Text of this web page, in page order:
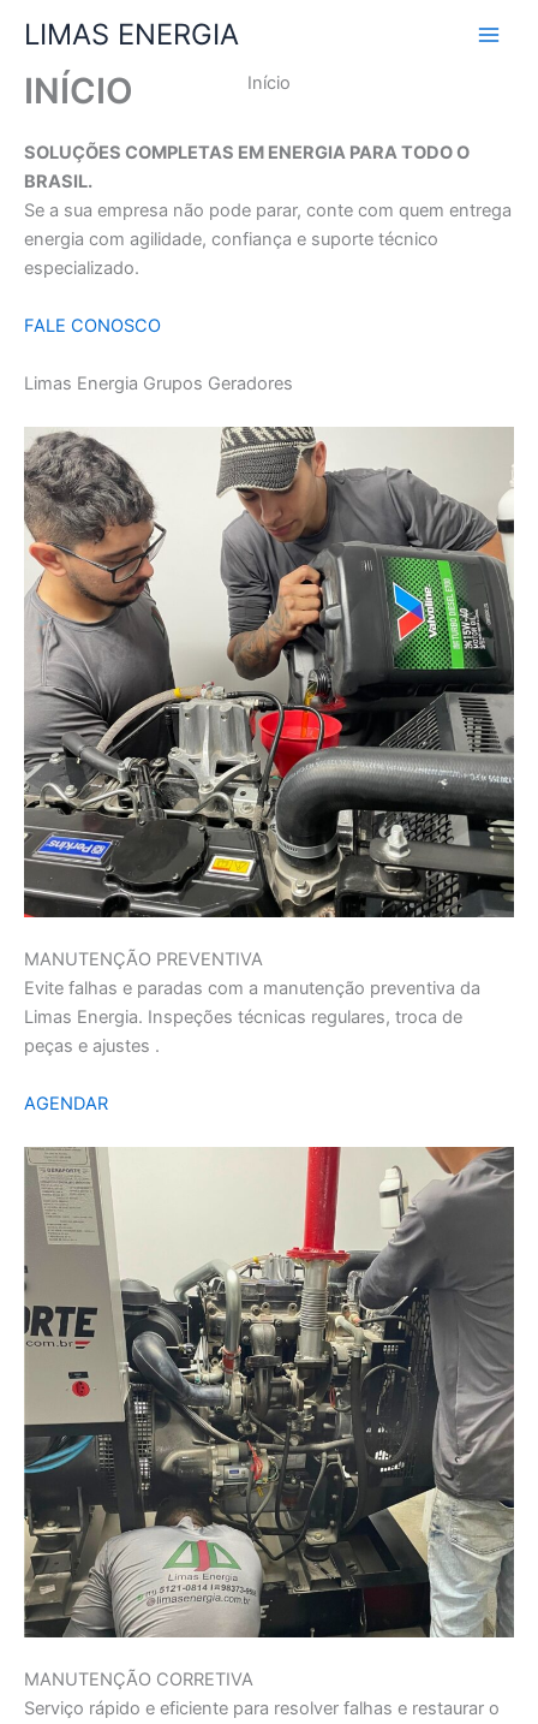
para
conteúdo
LIMAS ENERGIA
Início
INÍCIO
SOLUÇÕES COMPLETAS EM ENERGIA PARA TODO O
BRASIL.
Se a sua empresa não pode parar, conte com quem entrega
energia com agilidade, confiança e suporte técnico
especializado.
FALE CONOSCO
Limas Energia Grupos Geradores
MANUTENÇÃO PREVENTIVA
Evite falhas e paradas com a manutenção preventiva da
Limas Energia. Inspeções técnicas regulares, troca de
peças e ajustes .
AGENDAR
MANUTENÇÃO CORRETIVA
Serviço rápido e eficiente para resolver falhas e restaurar o